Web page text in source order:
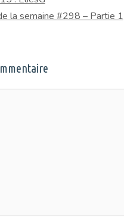
la semaine #298 – Partie 1